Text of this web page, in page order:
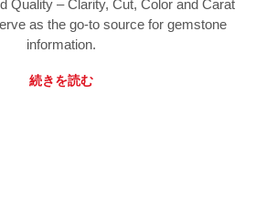
Quality – Clarity, Cut, Color and Carat
as the go-to source for gemstone
information.
続きを読む